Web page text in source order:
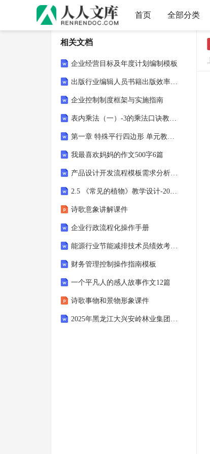
首页 全部分类
相关文档
企业经营目标及年度计划编制模板
出版行业编辑人员书籍出版效率与编辑水平考核表
企业控制制度框架与实施指南
表内乘法（一）-3的乘法口诀教学设计（教学设计）-2024-2025学年二年级上册数学西师大版
第一章 特殊平行四边形 单元教学设计 2023-2024学年北师大版九年级数学上册
我最喜欢妈妈的作文500字6篇
产品设计开发流程模板需求分析到迭代测试全覆盖
2.5 《常见的植物》教学设计-2025-2026学年浙教版七年级上册科学
诗歌意象讲解课件
企业行政流程化操作手册
能源行业节能减排技术员绩效考核表
财务管理控制操作指南模板
一个平凡人的感人故事作文12篇
诗歌事物和景物形象课件
2025年黑龙江大兴安岭林业集团公司招聘工作人员总及笔试历年参考题库及答案